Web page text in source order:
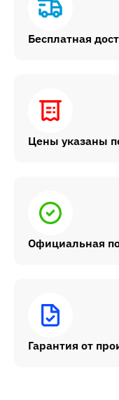
Бесплатная
Цены указаны
Официальная
Гарантия от